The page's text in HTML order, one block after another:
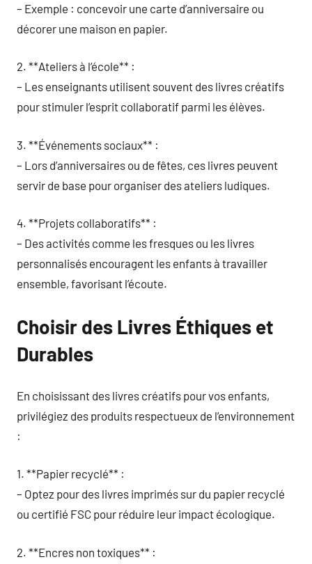
– Exemple : concevoir une carte d’anniversaire ou
décorer une maison en papier.
2. **Ateliers à l’école** :
– Les enseignants utilisent souvent des livres créatifs
pour stimuler l’esprit collaboratif parmi les élèves.
3. **Événements sociaux** :
– Lors d’anniversaires ou de fêtes, ces livres peuvent
servir de base pour organiser des ateliers ludiques.
4. **Projets collaboratifs** :
– Des activités comme les fresques ou les livres
personnalisés encouragent les enfants à travailler
ensemble, favorisant l’écoute.
Choisir des Livres Éthiques et
Durables
En choisissant des livres créatifs pour vos enfants,
privilégiez des produits respectueux de l’environnement
:
1. **Papier recyclé** :
– Optez pour des livres imprimés sur du papier recyclé
ou certifié FSC pour réduire leur impact écologique.
2. **Encres non toxiques** :